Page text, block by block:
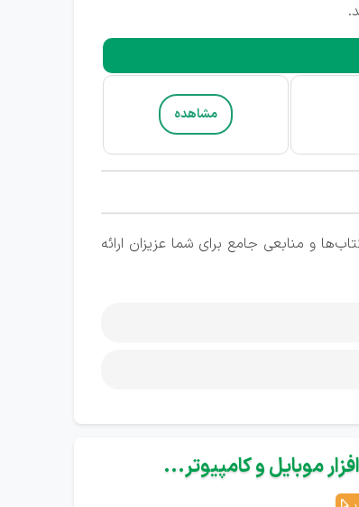
مشاهده
و منابعی جامع برای شما عزیزان ارائه
موبایل و کامپیوتر...